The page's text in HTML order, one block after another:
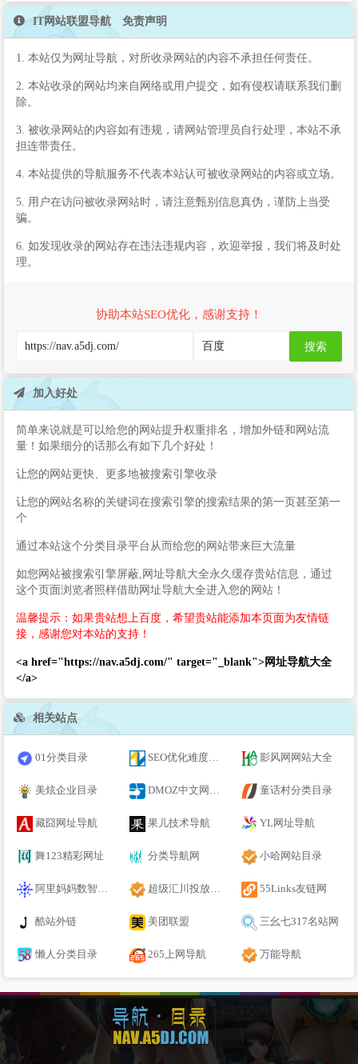
IT网站联盟导航 免责声明
1. 本站仅为网址导航，对所收录网站的内容不承担任何责任。
2. 本站收录的网站均来自网络或用户提交，如有侵权请联系我们删
除。
3. 被收录网站的内容如有违规，请网站管理员自行处理，本站不承
担连带责任。
4. 本站提供的导航服务不代表本站认可被收录网站的内容或立场。
5. 用户在访问被收录网站时，请注意甄别信息真伪，谨防上当受
骗。
6. 如发现收录的网站存在违法违规内容，欢迎举报，我们将及时处
理。
协助本站SEO优化，感谢支持！
搜索
加入好处
简单来说就是可以给您的网站提升权重排名，增加外链和网站流
量！如果细分的话那么有如下几个好处！
让您的网站更快、更多地被搜索引擎收录
让您的网站名称的关键词在搜索引擎的搜索结果的第一页甚至第一
个
通过本站这个分类目录平台从而给您的网站带来巨大流量
如您网站被搜索引擎屏蔽,网址导航大全永久缓存贵站信息，通过
这个页面浏览者照样借助网址导航大全进入您的网站！
温馨提示：如果贵站想上百度，希望贵站能添加本页面为友情链
接，感谢您对本站的支持！
<a href="https://nav.a5dj.com/" target="_blank">网址导航大全
</a>
相关站点
01分类目录 SEO优化难度分析 - 站长工具 影风网网站大全
美炫企业目录 DMOZ中文网站目录 童话村分类目录
藏囧网址导航 果儿技术导航 YL网址导航
舞123精彩网址 分类导航网 小哈网站目录
阿里妈妈数智经营 超级汇川投放平台 55Links友链网
酷站外链 美团联盟 三幺七317名站网
懒人分类目录 265上网导航 万能导航